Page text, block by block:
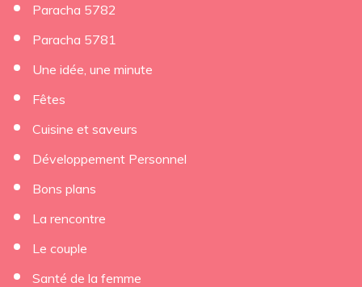
Paracha 5782
Paracha 5781
Une idée, une minute
Fêtes
Cuisine et saveurs
Développement Personnel
Bons plans
La rencontre
Le couple
Santé de la femme